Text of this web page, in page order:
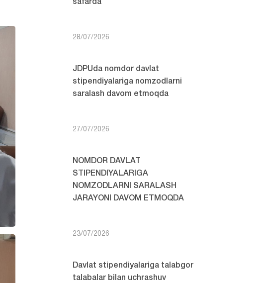
safarda
28/07/2026
JDPUda nomdor davlat
stipendiyalariga nomzodlarni
saralash davom etmoqda
27/07/2026
NOMDOR DAVLAT
STIPENDIYALARIGA
NOMZODLARNI SARALASH
JARAYONI DAVOM ETMOQDA
23/07/2026
Davlat stipendiyalariga talabgor
talabalar bilan uchrashuv